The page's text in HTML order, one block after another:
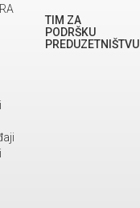
TIM ZA
PODRŠKU
PREDUZETNIŠTVU